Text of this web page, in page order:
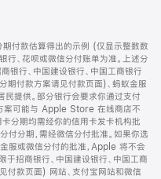
期付款估算得出的示例 (仅显示整数数
行、花呗或微信分付账单为准。上述分
银行、中国建设银行、中国工商银行
期付款方案请见付款页面)、蚂蚁金服
提供。部分银行会要求你通过支付
案可能与 Apple Store 在线商店不
分期均需经你的信用卡发卡机构批
付分期，需经微信分付批准。如果你选
服或微信分付的批准，Apple 将不会
招商银行、中国建设银行、中国工商
付款页面) 网站、支付宝网站和微信